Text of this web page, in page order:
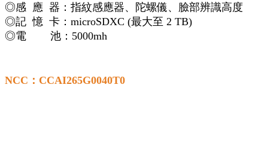
◎感 應 器：指紋感應器、陀螺儀、臉部辨識高度
◎記 憶 卡：microSDXC (最大至 2 TB)
◎電 池：5000mh
NCC：CCAI265G0040T0